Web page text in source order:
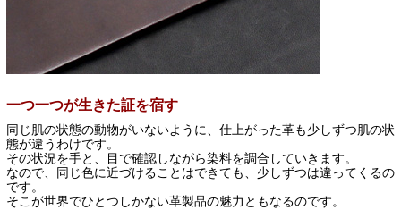
一つ一つが生きた証を宿す
同じ肌の状態の動物がいないように、仕上がった革も少しずつ肌の状
態が違うわけです。
その状況を手と、目で確認しながら染料を調合していきます。
なので、同じ色に近づけることはできても、少しずつは違ってくるの
です。
そこが世界でひとつしかない革製品の魅力ともなるのです。